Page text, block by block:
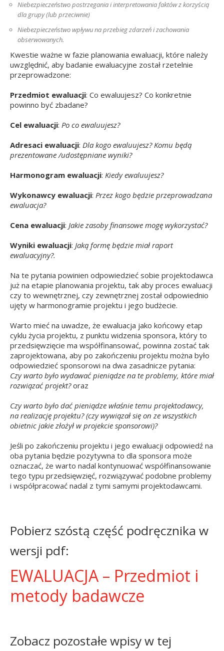
Niebezpieczeństwo postrzegania i interpretowania faktów z korzyścią
dla grupy (lub przeciwnie)
Niebezpieczeństwo wpływu na przebieg zdarzeń i zachowania
obserwowanych.
Kwestie ważne w fazie planowania ewaluacji, które należy
uwzględnić, aby badanie ewaluacyjne został rzetelnie
przeprowadzone:
Przedmiot ewaluacji: Co ewaluujesz? Co konkretnie
powinno być zbadane?
Cel ewaluacji: Po co ewaluujesz?
Adresaci ewaluacji: Dla kogo ewaluujesz? Komu będą
prezentowane /udostępniane wyniki?
Harmonogram ewaluacji: Kiedy ewaluujesz?
Wykonawcy ewaluacji: Przez kogo będzie przeprowadzana
ewaluacja?
Cena ewaluacji: Jakie zasoby finansowe mogę wykorzystać?
Wyniki ewaluacji: Jaką formę będzie miał raport
ewaluacyjny?.
Na te pytania powinien odpowiedzieć sobie projektodawca
już na etapie planowania projektu, tak aby proces ewaluacji
czy to wewnętrznej, czy zewnętrznej został odpowiednio
ujęty w harmonogramie projektu i jego budżecie.
Warto mieć na uwadze, że ewaluacja jako końcowy etap
cyklu życia projektu, z punktu widzenia sponsora, który to
przedsięwzięcie ma współfinansować, powinna zostać tak
zaprojektowana, aby po zakończeniu projektu można było
odpowiedzieć sponsorowi na dwa zasadnicze pytania:
Czy warto było wydawać pieniądze na te problemy, które miał
rozwiązać projekt?oraz
Czy warto było dać pieniądze właśnie temu projektodawcy,
na realizację projektu? (czy wywiązał się on ze wszystkich
obietnic jakie złożył w projekcie sponsorowi)?
Jeśli po zakończeniu projektu i jego ewaluacji odpowiedź na
oba pytania będzie pozytywna to dla sponsora może
oznaczać, że warto nadal kontynuować współfinansowanie
tego typu przedsięwzięć, rozwiązywać podobne problemy
i współpracować nadal z tymi samymi projektodawcami.
Pobierz szóstą część podręcznika w
wersji pdf:
EWALUACJA – Przedmiot i
metody badawcze
Zobacz pozostałe wpisy w tej